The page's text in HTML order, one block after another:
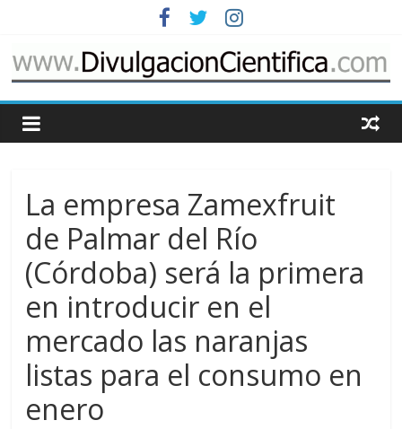
contenido
Cosas
divulgación
de
ciencia
La empresa Zamexfruit
de Palmar del Río
(Córdoba) será la primera
en introducir en el
mercado las naranjas
listas para el consumo en
enero